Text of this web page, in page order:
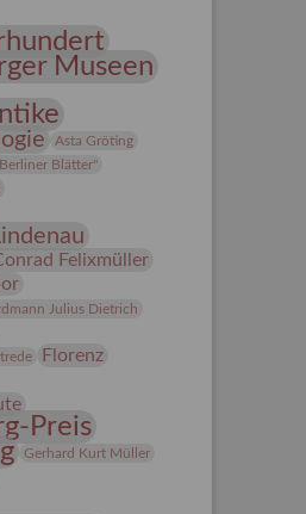
Museen
Asta Gröting
Blätter"
Felixmüller
Julius Dietrich
Florenz
Preis
Gerhard Kurt Müller